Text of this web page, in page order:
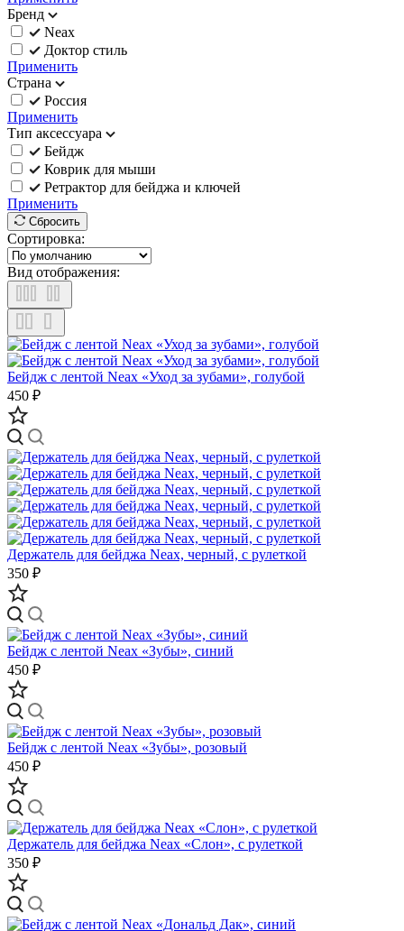
Бренд
Neax
Доктор стиль
Применить
Страна
Россия
Применить
Тип аксессуара
Бейдж
Коврик для мыши
Ретрактор для бейджа и ключей
Применить
Сбросить
Сортировка:
Вид отображения:
Бейдж с лентой Neax «Уход за зубами», голубой
450 ₽
Держатель для бейджа Neax, черный, с рулеткой
350 ₽
Бейдж с лентой Neax «Зубы», синий
450 ₽
Бейдж с лентой Neax «Зубы», розовый
450 ₽
Держатель для бейджа Neax «Слон», с рулеткой
350 ₽